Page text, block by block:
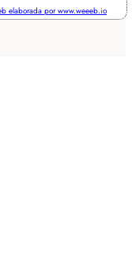
elaborada por www.weeeb.io